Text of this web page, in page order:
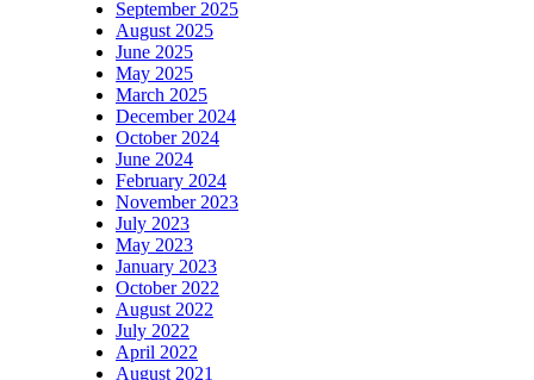
September 2025
August 2025
June 2025
May 2025
March 2025
December 2024
October 2024
June 2024
February 2024
November 2023
July 2023
May 2023
January 2023
October 2022
August 2022
July 2022
April 2022
August 2021